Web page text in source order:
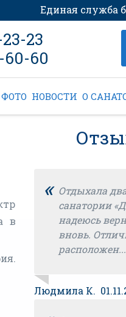
Единая служба
23
60-60
ФОТО НОВОСТИ О
в
« Отдыхала
санатории
надеюсь
вновь.
расположен...
Людмила К.